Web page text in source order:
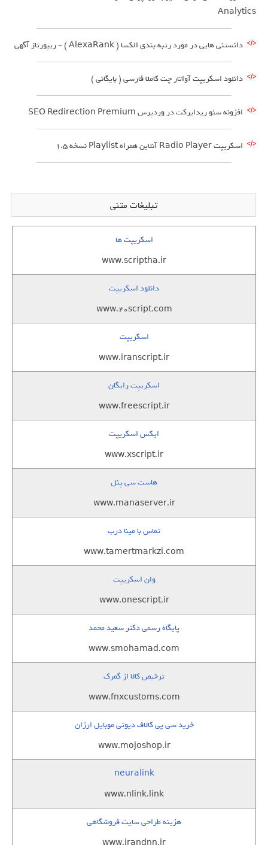
Analytics
دانستنی هایی در مورد رتبه بندی الکسا ( AlexaRank ) – ریپورتاژ آگهی
دانلود اسکریپت آواتار چت کاملا فارسی ( بایگانی )
افزونه سئو ریدایرکت در وردپرس SEO Redirection Premium
اسکریپت Radio Player آنلاین همراه Playlist نسخه 1.5
تبلیغات متنی
اسکریپت ها
www.scriptha.ir
دانلود اسکریپت
www.20script.com
اسکریپت
www.iranscript.ir
اسکریپت رایگان
www.freescript.ir
ایکس اسکریپت
www.xscript.ir
هاست سی پنل
www.manaserver.ir
تماس با مینا درب
www.tamertmarkzi.com
وان اسکریپت
www.onescript.ir
پایگاه رسمی دکتر سعید محمد
www.smohamad.com
ترخیص کالا از گمرک
www.fnxcustoms.com
خرید سی پی کالاف دیوتی موبایل ارزان
www.mojoshop.ir
neuralink
www.nlink.link
هزینه طراحی سایت فروشگاهی